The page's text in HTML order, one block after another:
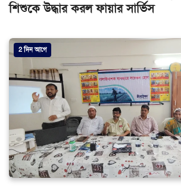
শিশুকে উদ্ধার করল ফায়ার সার্ভিস
2 দিন আগে